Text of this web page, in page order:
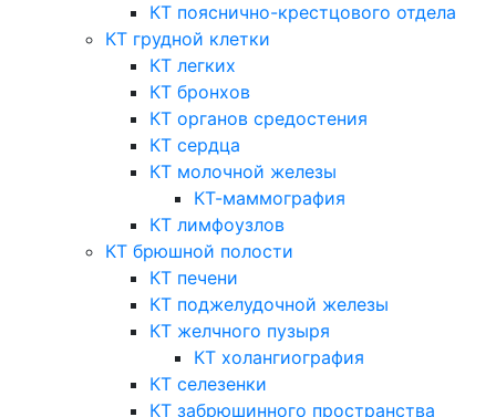
КТ пояснично-крестцового отдела
КТ грудной клетки
КТ легких
КТ бронхов
КТ органов средостения
КТ сердца
КТ молочной железы
КТ-маммография
КТ лимфоузлов
КТ брюшной полости
КТ печени
КТ поджелудочной железы
КТ желчного пузыря
КТ холангиография
КТ селезенки
КТ забрюшинного пространства